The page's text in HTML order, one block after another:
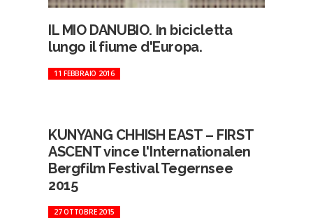
IL MIO DANUBIO. In bicicletta
lungo il fiume d'Europa.
11 FEBBRAIO 2016
KUNYANG CHHISH EAST – FIRST
ASCENT vince l'Internationalen
Bergfilm Festival Tegernsee
2015
27 OTTOBRE 2015